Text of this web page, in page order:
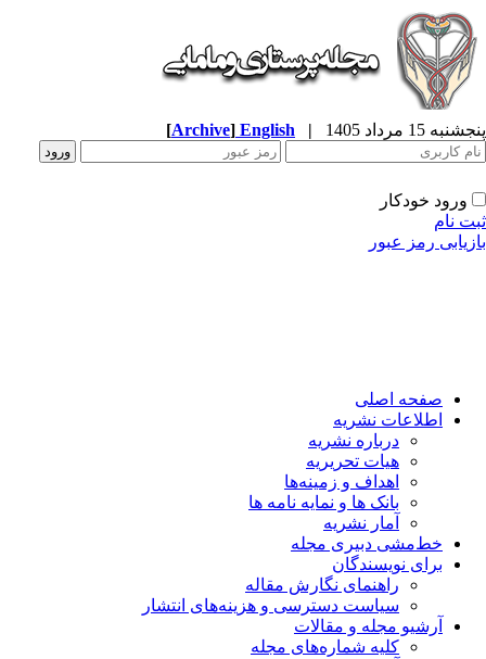
15 مرداد 1405 |
English
[Archive]
ورود خودکار
نام
رمز عبور
صفحه اصلی
اطلاعات نشریه
درباره نشریه
هیات تحریریه
اهداف و زمینه‌ها
بانک ها و نمایه نامه ها
آمار نشریه
خط‌مشی دبیری مجله
برای نویسندگان
راهنمای نگارش مقاله
سیاست دسترسی و هزینه‌های انتشار
آرشیو مجله و مقالات
کلیه شماره‌های مجله